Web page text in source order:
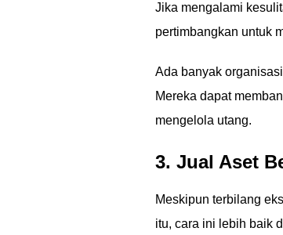
Jika mengalami
pertimbangkan untuk
Ada banyak
Mereka dapat
mengelola utang.
3. Jual Aset
Meskipun terbilang
itu, cara ini lebih baik